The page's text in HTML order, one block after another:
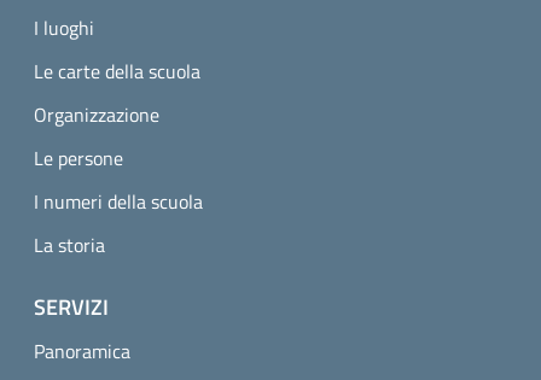
I luoghi
Le carte della scuola
Organizzazione
Le persone
I numeri della scuola
La storia
SERVIZI
Panoramica